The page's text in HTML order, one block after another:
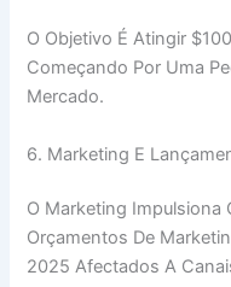
O Objetivo É Atingir
Começando Por Uma
Mercado.
6. Marketing E
O Marketing Impulsiona
Orçamentos De
2025 Afectados A